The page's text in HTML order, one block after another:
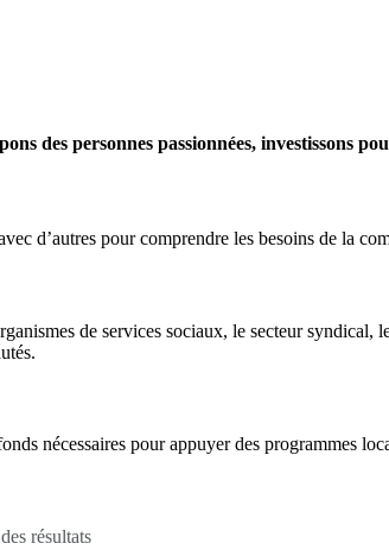
des personnes passionnées, investissons
d’autres pour comprendre les besoins de la
de services sociaux, le secteur syndical,
nécessaires pour appuyer des programmes
résultats